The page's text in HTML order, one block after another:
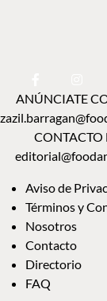
ANÚNCIATE
CONTACTO
Aviso de
Términos y
Nosotros
Contacto
Directorio
FAQ